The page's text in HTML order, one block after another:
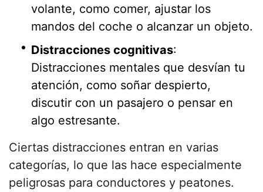
volante, como comer, ajustar los
mandos del coche o alcanzar un objeto.
Distracciones cognitivas:
Distracciones mentales que desvían tu
atención, como soñar despierto,
discutir con un pasajero o pensar en
algo estresante.
Ciertas distracciones entran en varias
categorías, lo que las hace especialmente
peligrosas para conductores y peatones.